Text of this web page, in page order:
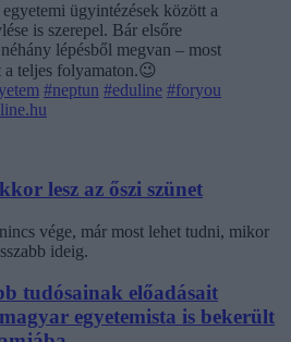
ügyintézések között a
is szerepel. Bár elsőre
lépésből megvan – most
teljes folyamaton.😉
#neptun #eduline #foryou
lesz az őszi szünet
vége, már most lehet tudni, mikor
ideig.
tudósainak előadásait
egyetemista is bekerült